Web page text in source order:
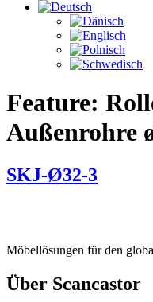
Feature:
Außenrohre
SKJ-Ø32-3
Möbellösungen für den
Über Scancastor